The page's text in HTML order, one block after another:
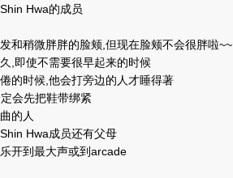
Hwa的成员
稍微胖胖的脸颊,但现在脸颊不会很胖啦~~
即使不需要很早起来的时候
时候,他会打旁边的人才睡得著
会先把鞋带绑紧
的人
Hwa成员还有父母
到最大声或到arcade